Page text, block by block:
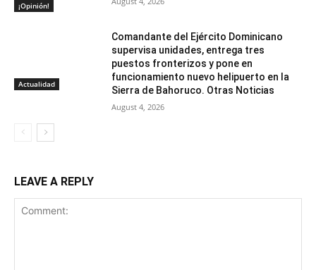
¡Opinión!
Actualidad
Comandante del Ejército Dominicano
supervisa unidades, entrega tres
puestos fronterizos y pone en
funcionamiento nuevo helipuerto en la
Sierra de Bahoruco. Otras Noticias
August 4, 2026
LEAVE A REPLY